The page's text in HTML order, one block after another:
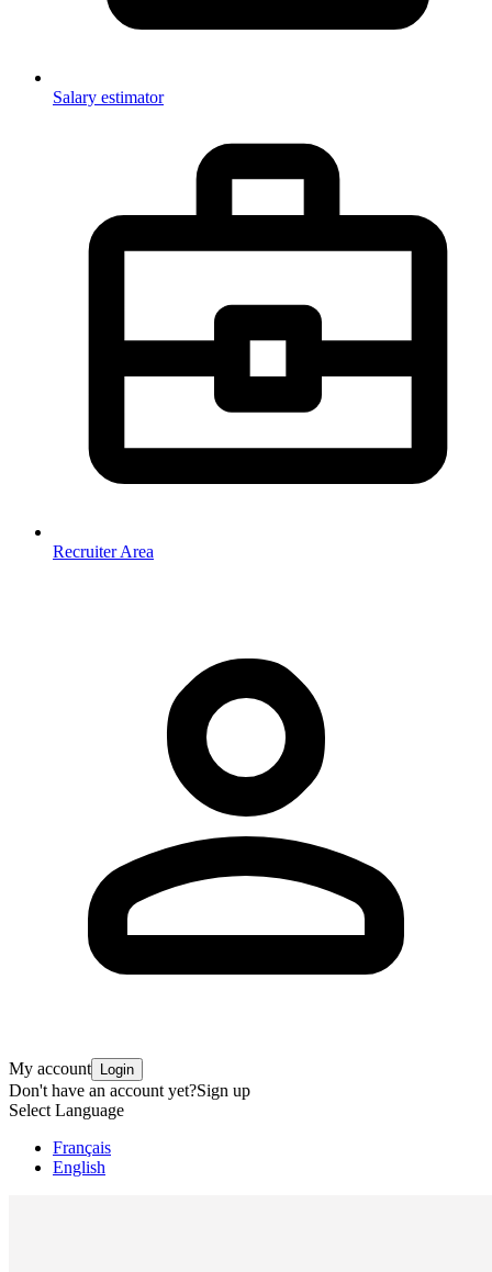
Salary estimator
Recruiter Area
My account Login
Don't have an account yet?Sign up
Select Language
Français
English